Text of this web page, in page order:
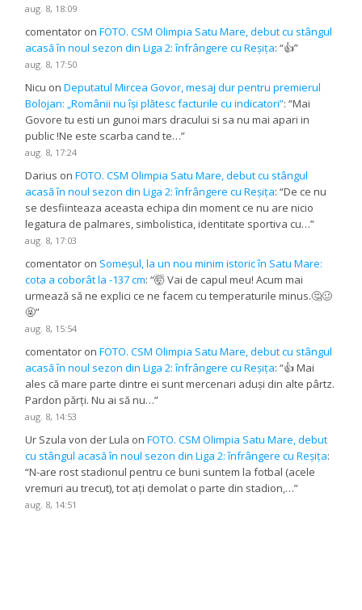
aug. 8, 18:09
comentator onFOTO. CSM Olimpia Satu Mare, debut cu stângul
acasă în noul sezon din Liga 2: înfrângere cu Reșița: “👍”
aug. 8, 17:50
Nicu onDeputatul Mircea Govor, mesaj dur pentru premierul
Bolojan: „Românii nu își plătesc facturile cu indicatori”: “Mai
Govore tu esti un gunoi mars dracului si sa nu mai apari in
public !Ne este scarba cand te…”
aug. 8, 17:24
Darius onFOTO. CSM Olimpia Satu Mare, debut cu stângul
acasă în noul sezon din Liga 2: înfrângere cu Reșița: “De ce nu
se desfiinteaza aceasta echipa din moment ce nu are nicio
legatura de palmares, simbolistica, identitate sportiva cu…”
aug. 8, 17:03
comentator on Someșul, la un nou minim istoric în Satu Mare:
cota a coborât la -137 cm: “🤯 Vai de capul meu! Acum mai
urmează să ne explici ce ne facem cu temperaturile minus.🤔🥴
🤬”
aug. 8, 15:54
comentator onFOTO. CSM Olimpia Satu Mare, debut cu stângul
acasă în noul sezon din Liga 2: înfrângere cu Reșița: “👍 Mai
ales că mare parte dintre ei sunt mercenari aduși din alte pârtz.
Pardon părți. Nu ai să nu…”
aug. 8, 14:53
Ur Szula von der Lula onFOTO. CSM Olimpia Satu Mare, debut
cu stângul acasă în noul sezon din Liga 2: înfrângere cu Reșița:
“N-are rost stadionul pentru ce buni suntem la fotbal (acele
vremuri au trecut), tot ați demolat o parte din stadion,…”
aug. 8, 14:51